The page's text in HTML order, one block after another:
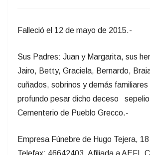
Falleció el 12 de mayo de 2015.-
Sus Padres: Juan y Margarita, sus
Jairo, Betty, Graciela, Bernardo,
cuñados, sobrinos y demás
profundo pesar dicho deceso
Cementerio de Pueblo Grecco.-
Empresa Fúnebre de Hugo Tejera,
Telefax: 46642403. Afiliada a AEFI,